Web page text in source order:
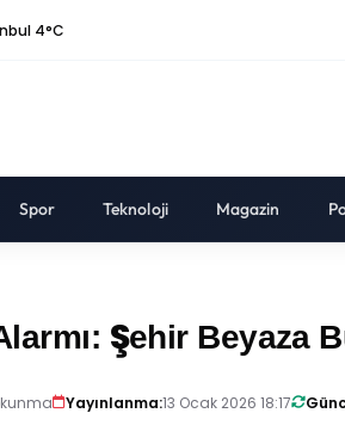
4°C
Spor Teknoloji Magazin
Şehir Beyaza
Yayınlanma:13 Ocak 2026 18:17